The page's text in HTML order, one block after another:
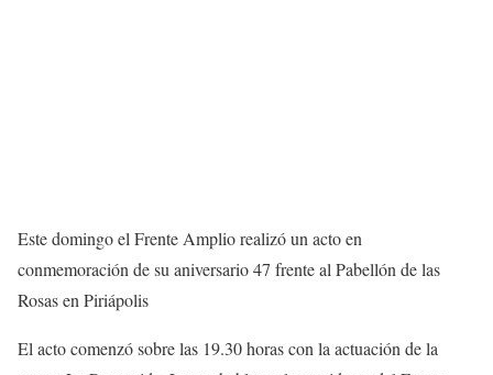
Este domingo el Frente Amplio realizó un acto en
conmemoración de su aniversario 47 frente al Pabellón de las
Rosas en Piriápolis
El acto comenzó sobre las 19.30 horas con la actuación de la